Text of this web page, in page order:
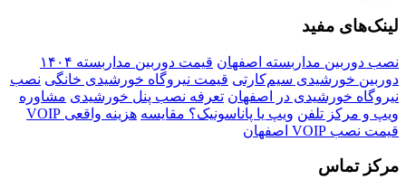
لینک‌های مفید
نصب دوربین مداربسته اصفهان قیمت دوربین مداربسته ۱۴۰۴
دوربین خورشیدی سیم‌کارتی قیمت نیروگاه خورشیدی خانگی نصب
نیروگاه خورشیدی در اصفهان تعرفه نصب پنل خورشیدی مشاوره
ویپ و مرکز تلفن ویپ یا پاناسونیک؟ مقایسه هزینه واقعی VOIP
قیمت نصب VOIP اصفهان
مرکز تماس